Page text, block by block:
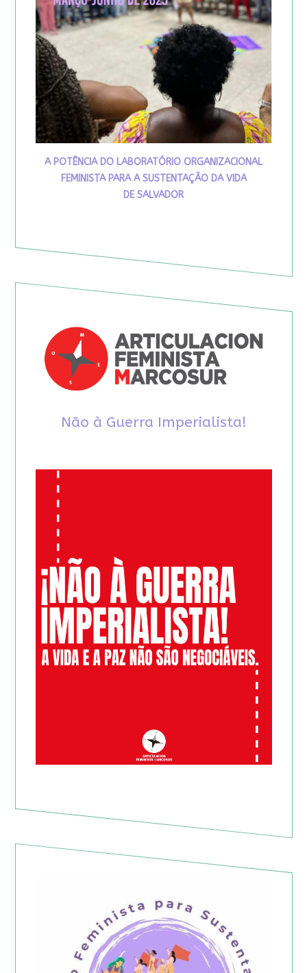
A POTÊNCIA DO LABORATÓRIO ORGANIZACIONAL
FEMINISTA PARA A SUSTENTAÇÃO DA VIDA
DE SALVADOR
Não à Guerra Imperialista!